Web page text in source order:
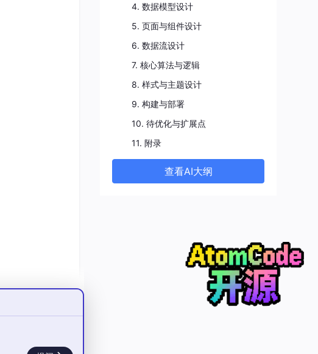
4. 数据模型设计
5. 页面与组件设计
6. 数据流设计
7. 核心算法与逻辑
8. 样式与主题设计
9. 构建与部署
10. 待优化与扩展点
11. 附录
查看AI大纲